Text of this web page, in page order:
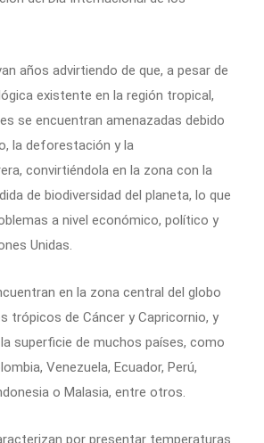
años advirtiendo de que, a pesar de
existente en la región tropical,
se encuentran amenazadas debido
la deforestación y la
convirtiéndola en la zona con la
de biodiversidad del planeta, lo que
a nivel económico, político y
Unidas.
en la zona central del globo
trópicos de Cáncer y Capricornio, y
superficie de muchos países, como
Venezuela, Ecuador, Perú,
o Malasia, entre otros.
por presentar temperaturas